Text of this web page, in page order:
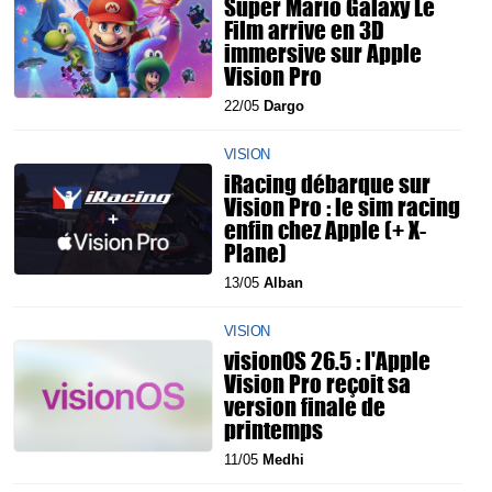
Film arrive en 3D
immersive sur Apple
Vision Pro
22/05 Dargo
VISION
iRacing débarque sur
Vision Pro : le sim racing
enfin chez Apple (+ X-
Plane)
13/05 Alban
VISION
visionOS 26.5 : l'Apple
Vision Pro reçoit sa
version finale de
printemps
11/05 Medhi